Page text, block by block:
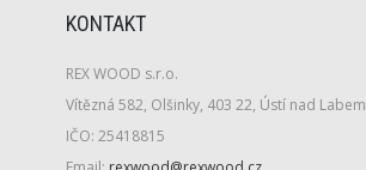
KONTAKT
REX WOOD s.r.o.
Vítězná 582, Olšinky, 403 22, Ústí nad Labem
IČO: 25418815